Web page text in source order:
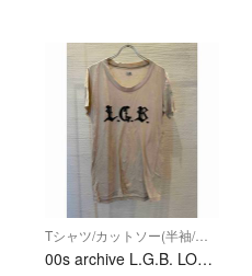
Tシャツ/カットソー(半袖/袖なし)
00s archive L.G.B. LOGO t-shirt tシャツ y2k